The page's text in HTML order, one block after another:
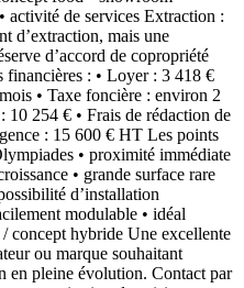
⁠activité de services Extraction :
d’extraction, mais une
d’accord de copropriété
financières : •⁠ ⁠Loyer : 3 418 €
•⁠ ⁠Taxe foncière : environ 2
254 € •⁠ ⁠Frais de rédaction de
: 15 600 € HT Les points
•⁠ ⁠proximité immédiate
•⁠ ⁠grande surface rare
d’installation
modulable •⁠ ⁠idéal
concept hybride Une excellente
ou marque souhaitant
en pleine évolution. Contact par